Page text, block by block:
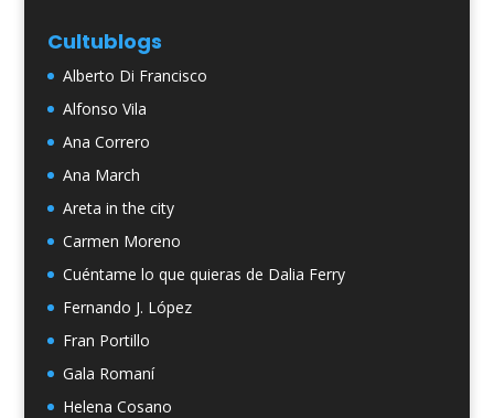
Cultublogs
Alberto Di Francisco
Alfonso Vila
Ana Correro
Ana March
Areta in the city
Carmen Moreno
Cuéntame lo que quieras de Dalia Ferry
Fernando J. López
Fran Portillo
Gala Romaní
Helena Cosano